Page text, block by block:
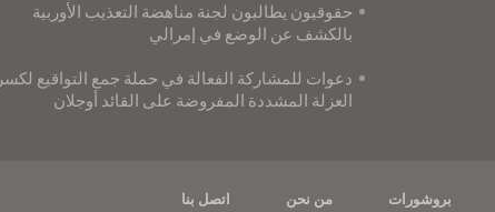
حقوقيون يطالبون لجنة مناهضة التعذيب الأوربية
بالكشف عن الوضع في إمرالي
دعوات للمشاركة الفعالة في حملة جمع التواقيع لكسر
العزلة المشددة المفروضة على القائد أوجلان
بروشورات من نحن اتصل بنا